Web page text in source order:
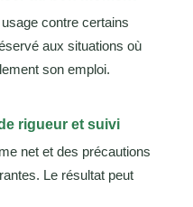
contre certains
aux situations où
son emploi.
rigueur et suivi
net et des précautions
Le résultat peut